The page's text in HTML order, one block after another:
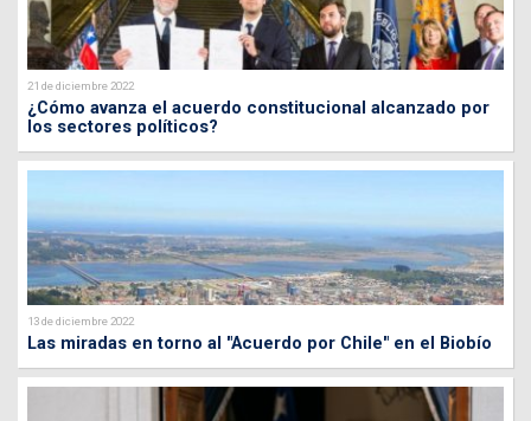
21 de diciembre 2022
¿Cómo avanza el acuerdo constitucional alcanzado por
los sectores políticos?
13 de diciembre 2022
Las miradas en torno al "Acuerdo por Chile" en el Biobío